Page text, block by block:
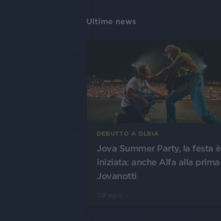
Ultime news
DEBUTTO A OLBIA
Jova Summer Party, la festa è
iniziata: anche Alfa alla
Jovanotti